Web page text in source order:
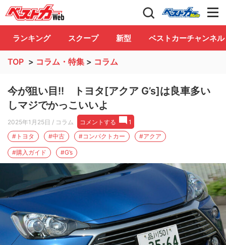
自動車情報誌「ベストカー」 Club
ランキング スクープ 新型 ベストカーチャンネル
TOP > コラム・特集 > コラム
今が狙い目!! トヨタ[アクア G’s]は良車多い
しマジでかっこいいよ
2025年1月25日 / コラム コメントする
1
#トヨタ
#中古 #コンパクトカー #アクア
#購入ガイド #G’s